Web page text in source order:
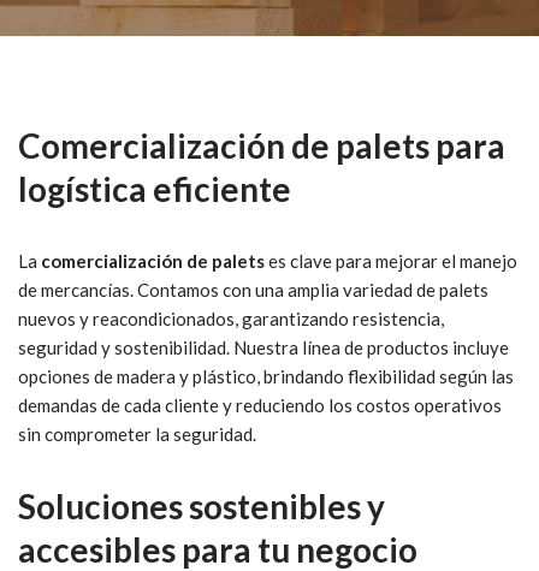
Comercialización de palets para
logística eficiente
La comercialización de paletses clave para mejorar el manejo
de mercancías. Contamos con una amplia variedad de palets
nuevos y reacondicionados, garantizando resistencia,
seguridad y sostenibilidad. Nuestra línea de productos incluye
opciones de madera y plástico, brindando flexibilidad según las
demandas de cada cliente y reduciendo los costos operativos
sin comprometer la seguridad.
Soluciones sostenibles y
accesibles para tu negocio